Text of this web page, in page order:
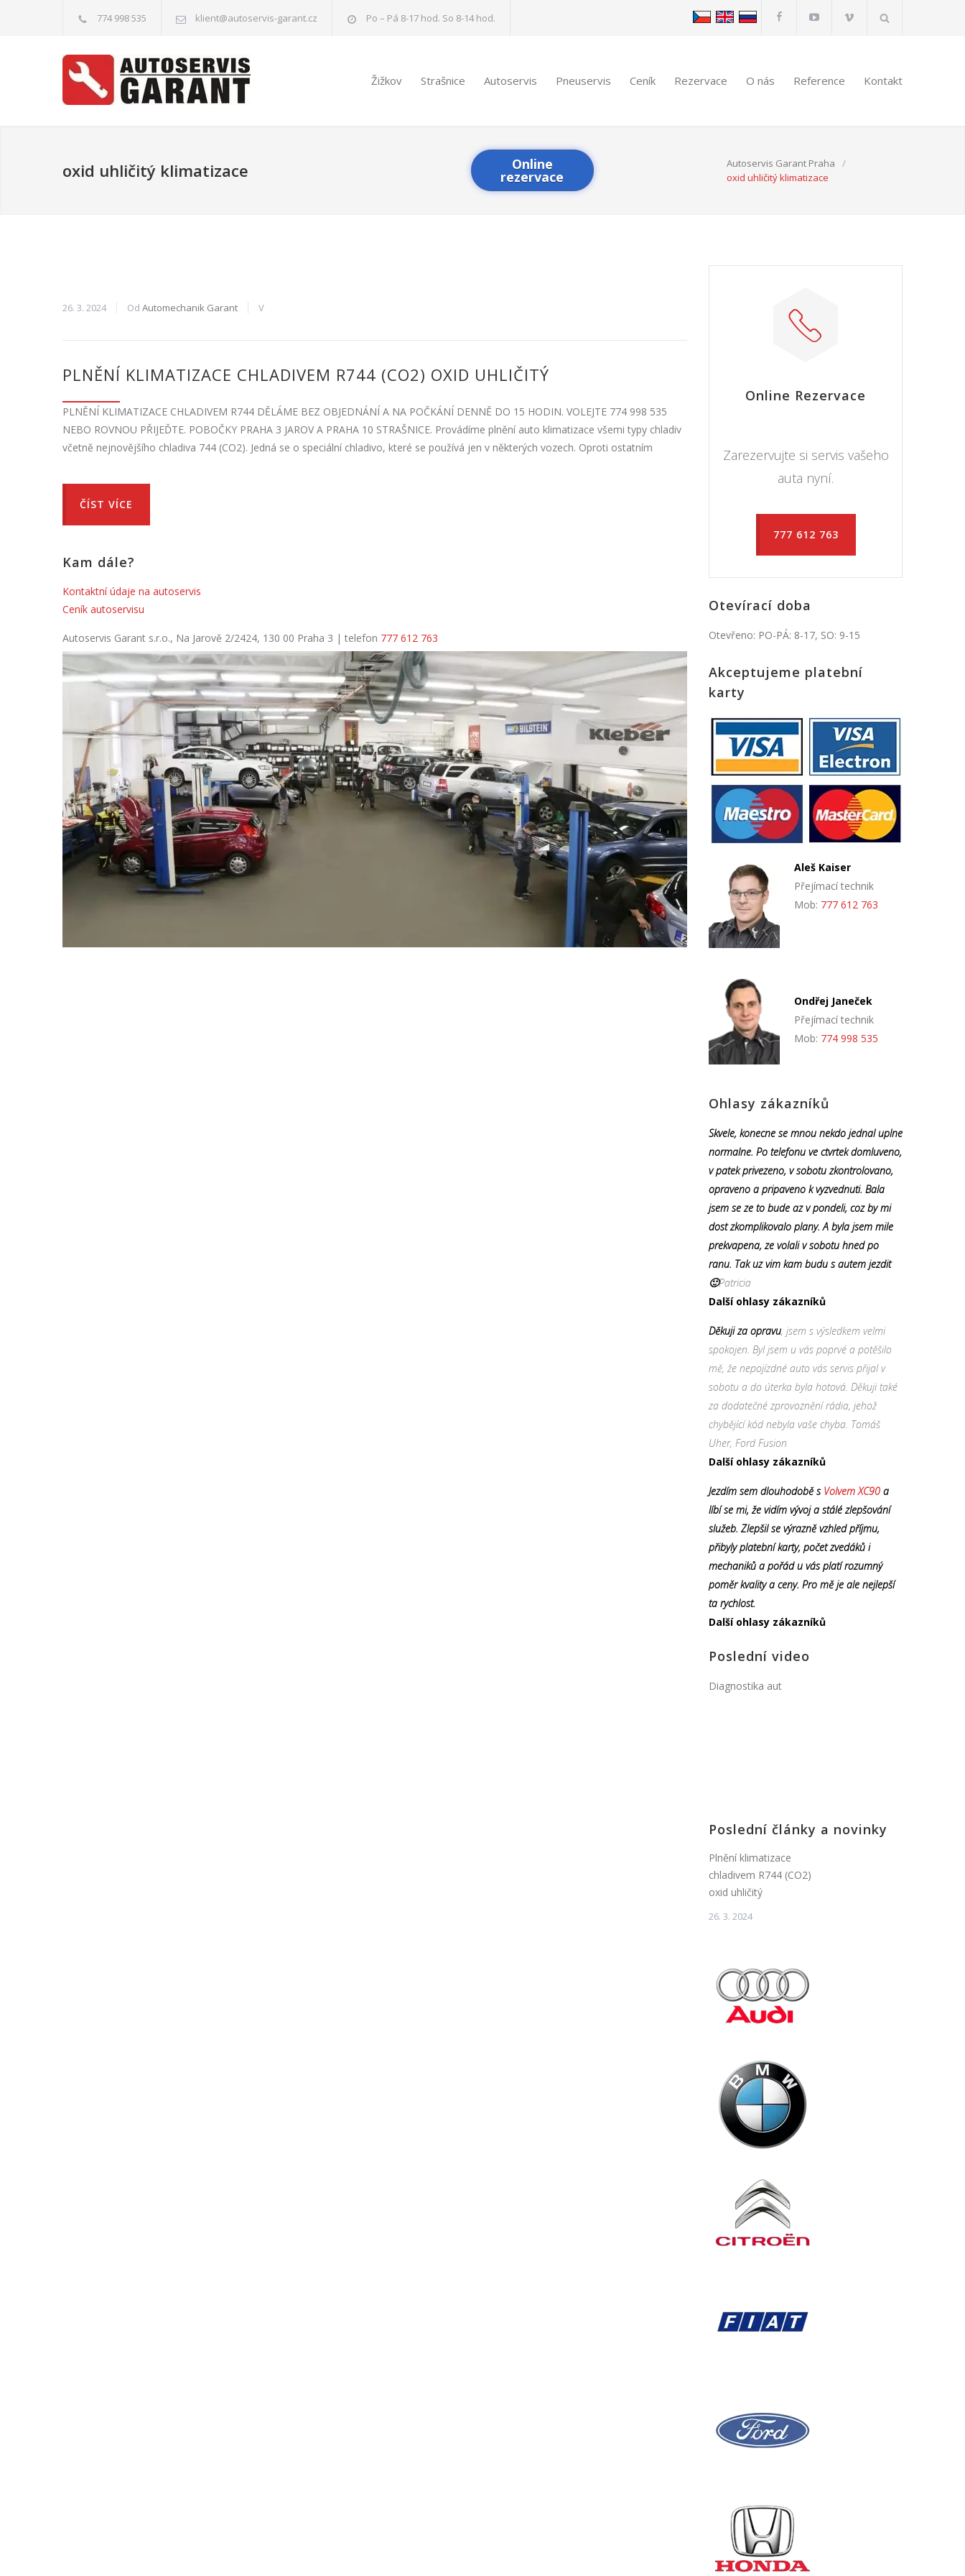
774 998 535 klient@autoservis-garant.cz Po – Pá 8-17 hod. So 8-14 hod.
Žižkov Strašnice Autoservis Pneuservis Ceník Rezervace O nás Reference Kontakt
oxid uhličitý klimatizace Online
rezervace
Autoservis Garant Praha
/
oxid uhličitý klimatizace
26. 3. 2024 Od Automechanik Garant V
PLNĚNÍ KLIMATIZACE CHLADIVEM R744 (CO2) OXID UHLIČITÝ
PLNĚNÍ KLIMATIZACE CHLADIVEM R744 DĚLÁME BEZ OBJEDNÁNÍ A NA POČKÁNÍ DENNĚ DO 15 HODIN. VOLEJTE 774 998 535
NEBO ROVNOU PŘIJEĎTE. POBOČKY PRAHA 3 JAROV A PRAHA 10 STRAŠNICE. Provádíme plnění auto klimatizace všemi typy chladiv
včetně nejnovějšího chladiva 744 (CO2). Jedná se o speciální chladivo, které se používá jen v některých vozech. Oproti ostatním
ČÍST VÍCE
Kam dále?
Kontaktní údaje na autoservis
Ceník autoservisu
Autoservis Garant s.r.o., Na Jarově 2/2424, 130 00 Praha 3 | telefon 777 612 763
Online Rezervace
Zarezervujte si servis vašeho
auta nyní.
777 612 763
Otevírací doba
Otevřeno: PO-PÁ: 8-17, SO: 9-15
Akceptujeme platební
karty
Aleš Kaiser
Přejímací technik
Mob: 777 612 763
Ondřej Janeček
Přejímací technik
Mob: 774 998 535
Ohlasy zákazníků
Skvele, konecne se mnou nekdo jednal uplne
normalne. Po telefonu ve ctvrtek domluveno,
v patek privezeno, v sobotu zkontrolovano,
opraveno a pripaveno k vyzvednuti. Bala
jsem se ze to bude az v pondeli, coz by mi
dost zkomplikovalo plany. A byla jsem mile
prekvapena, ze volali v sobotu hned po
ranu. Tak uz vim kam budu s autem jezdit
🙂Patricia
Další ohlasy zákazníků
Děkuji za opravu, jsem s výsledkem velmi
spokojen. Byl jsem u vás poprvé a potěšilo
mě, že nepojízdné auto vás servis přijal v
sobotu a do úterka byla hotová. Děkuji také
za dodatečné zprovoznění rádia, jehož
chybějící kód nebyla vaše chyba. Tomáš
Uher, Ford Fusion
Další ohlasy zákazníků
Jezdím sem dlouhodobě s Volvem XC90 a
líbí se mi, že vidím vývoj a stálé zlepšování
služeb. Zlepšil se výrazně vzhled příjmu,
přibyly platební karty, počet zvedáků i
mechaniků a pořád u vás platí rozumný
poměr kvality a ceny. Pro mě je ale nejlepší
ta rychlost.
Další ohlasy zákazníků
Poslední video
Diagnostika aut
Poslední články a novinky
Plnění klimatizace
chladivem R744 (CO2)
oxid uhličitý
26. 3. 2024